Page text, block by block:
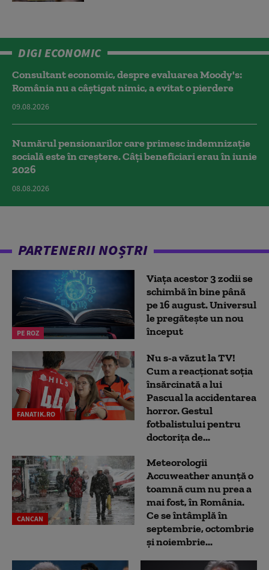
DIGI ECONOMIC
Consultant economic, despre evaluarea Moody's:
România nu a câştigat nimic, a evitat o pierdere
09.08.2026
Numărul pensionarilor care primesc indemnizaţie
socială este în creștere. Câți beneficiari erau în iunie
2026
08.08.2026
PARTENERII NOȘTRI
PE ROZ
Viața acestor 3 zodii se
schimbă în bine până
pe 16 august. Universul
le pregătește un nou
început
FANATIK.RO
Nu s-a văzut la TV!
Cum a reacţionat soţia
însărcinată a lui
Pascual la accidentarea
horror. Gestul
fotbalistului pentru
doctoriţa de...
CANCAN
Meteorologii
Accuweather anunță o
toamnă cum nu prea a
mai fost, în România.
Ce se întâmplă în
septembrie, octombrie
și noiembrie...